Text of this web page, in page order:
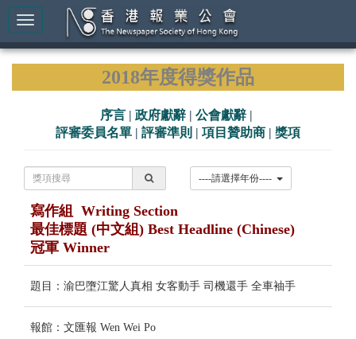
2018年度得獎作品
序言 | 政府獻辭 | 公會獻辭 |
評審委員名單 | 評審準則 | 項目贊助商 | 獎項
寫作組 Writing Section
最佳標題 (中文組) Best Headline (Chinese)
冠軍 Winner
題目：渝巴墮江驚人真相 女客動手 司機還手 全車袖手
報館：文匯報 Wen Wei Po